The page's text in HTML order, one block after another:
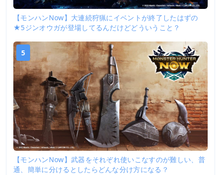
【モンハンNow】大連続狩猟にイベントが終了したはずの
★5ジンオウガが登場してるんだけどどういうこと？
5
【モンハンNow】武器をそれぞれ使いこなすのが難しい、普
通、簡単に分けるとしたらどんな分け方になる？